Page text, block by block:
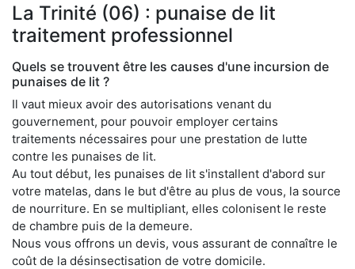
La Trinité (06) : punaise de lit
traitement professionnel
Quels se trouvent être les causes d'une incursion de
punaises de lit ?
Il vaut mieux avoir des autorisations venant du
gouvernement, pour pouvoir employer certains
traitements nécessaires pour une prestation de lutte
contre les punaises de lit.
Au tout début, les punaises de lit s'installent d'abord sur
votre matelas, dans le but d'être au plus de vous, la source
de nourriture. En se multipliant, elles colonisent le reste
de chambre puis de la demeure.
Nous vous offrons un devis, vous assurant de connaître le
coût de la désinsectisation de votre domicile.